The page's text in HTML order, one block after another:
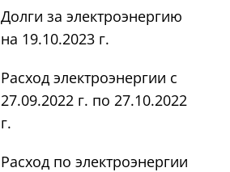
Долги за электроэнергию
на 19.10.2023 г.
Расход электроэнергии с
27.09.2022 г. по 27.10.2022
г.
Расход по электроэнергии